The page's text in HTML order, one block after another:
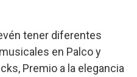
tener diferentes
en Palco y
Premio a la elegancia